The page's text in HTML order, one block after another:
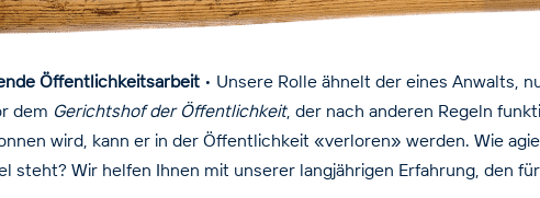
Öffentlichkeitsarbeit • Unsere Rolle ähnelt der eines Anwalts,
dem Gerichtshof der Öffentlichkeit, der nach anderen Regeln
wird, kann er in der Öffentlichkeit «verloren» werden. Wie
steht? Wir helfen Ihnen mit unserer langjährigen Erfahrung, den